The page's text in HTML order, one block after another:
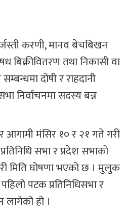
करणी, मानव बेचबिखन
बिक्रीवितरण तथा निकासी वा
दोषी र राहदानी
निर्वाचनमा सदस्य बन्न
मंसिर १० र २१ गते गरी
सभा र प्रदेश सभाको
मिति घोषणा भएको छ । मुलुक
पटक प्रतिनिधिसभा र
लागेको हो ।